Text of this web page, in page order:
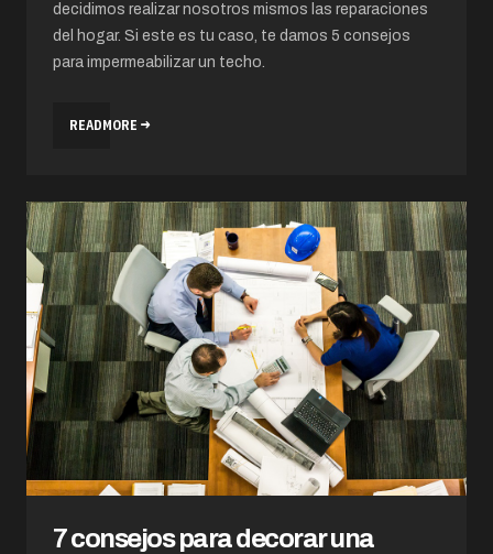
decidimos realizar nosotros mismos las reparaciones
del hogar. Si este es tu caso, te damos 5 consejos
para impermeabilizar un techo.
READMORE
7 consejos para decorar una